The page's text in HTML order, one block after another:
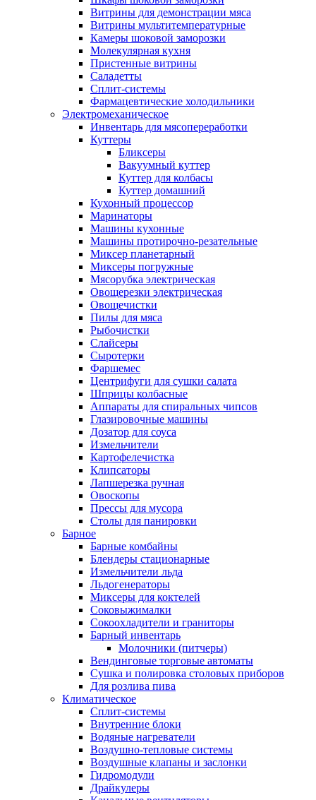
Витрины для демонстрации мяса
Витрины мультитемпературные
Камеры шоковой заморозки
Молекулярная кухня
Пристенные витрины
Саладетты
Сплит-системы
Фармацевтические холодильники
Электромеханическое
Инвентарь для мясопереработки
Куттеры
Бликсеры
Вакуумный куттер
Куттер для колбасы
Куттер домашний
Кухонный процессор
Маринаторы
Машины кухонные
Машины протирочно-резательные
Миксер планетарный
Миксеры погружные
Мясорубка электрическая
Овощерезки электрическая
Овощечистки
Пилы для мяса
Рыбочистки
Слайсеры
Сыротерки
Фаршемес
Центрифуги для сушки салата
Шприцы колбасные
Аппараты для спиральных чипсов
Глазировочные машины
Дозатор для соуса
Измельчители
Картофелечистка
Клипсаторы
Лапшерезка ручная
Овоскопы
Прессы для мусора
Столы для панировки
Барное
Барные комбайны
Блендеры стационарные
Измельчители льда
Льдогенераторы
Миксеры для коктелей
Соковыжималки
Сокоохладители и граниторы
Барный инвентарь
Молочники (питчеры)
Вендинговые торговые автоматы
Сушка и полировка столовых приборов
Для розлива пива
Климатическое
Сплит-системы
Внутренние блоки
Водяные нагреватели
Воздушно-тепловые системы
Воздушные клапаны и заслонки
Гидромодули
Драйкулеры